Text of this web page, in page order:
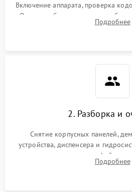
Включение аппарата, проверка
Оценка работы помпы,
Измерение температуры иПодробнее
2. Разборка и
Снятие корпусных панелей,
устройства, диспенсера и
внутренних узлов от кофейных
Промывка дренажных каналов и
Подробнее